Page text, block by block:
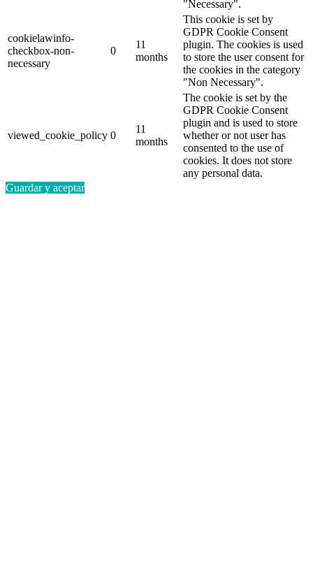
"Necessary".
cookielawinfo-
checkbox-non-
necessary
0
11
months
This cookie is set by
GDPR Cookie Consent
plugin. The cookies is used
to store the user consent for
the cookies in the category
"Non Necessary".
viewed_cookie_policy 0
11
months
The cookie is set by the
GDPR Cookie Consent
plugin and is used to store
whether or not user has
consented to the use of
cookies. It does not store
any personal data.
Guardar y aceptar